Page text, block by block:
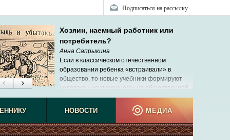
Подписаться на рассылку
Хозяин, наемный работник или
потребитель?
Анна Сапрыкина
Если в классическом отечественном
образовании ребенка «встраивали» в
общество, то новые учебники формируют
человека «исключенного» из общественной,
реальной жизни.
НОВОСТИ МЕДИА